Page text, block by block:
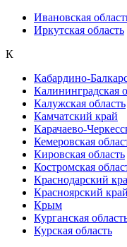
Ивановская
Иркутская область
К
Кабардино-
Калининградская
Калужская область
Камчатский край
Карачаево-
Кемеровская
Кировская область
Костромская
Краснодарский
Красноярский край
Крым
Курганская
Курская область